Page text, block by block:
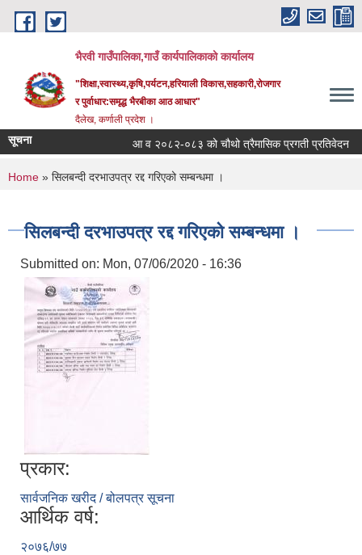
Skip to main content
भैरवी गाउँपालिका,गाउँ कार्यपालिकाको कार्यालय
"शिक्षा,स्वास्थ्य,कृषि,पर्यटन,हरियाली विकास,सहकारी,रोजगार
र पुर्वाधार:समृद्ध भैरबीका आठ आधार"
दैलेख, कर्णाली प्रदेश ।
सूचना आ व २०८२-०८३ को चौथो त्रैमासिक प्रगती प्रतिवेदन
You are here
Home » सिलबन्दी दरभाउपत्र रद्द गरिएको सम्बन्धमा ।
सिलबन्दी दरभाउपत्र रद्द गरिएको सम्बन्धमा ।
Submitted on: Mon, 07/06/2020 - 16:36
प्रकार:
सार्वजनिक खरीद / बोलपत्र सूचना
आर्थिक वर्ष:
२०७६/७७